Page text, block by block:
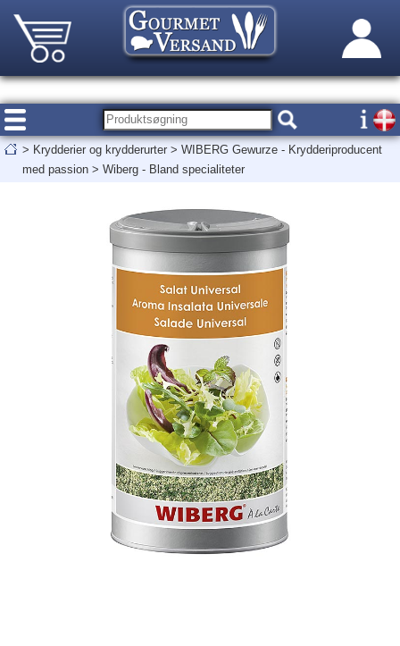
> Krydderier og krydderurter > WIBERG Gewurze - Krydderiproducent
med passion > Wiberg - Bland specialiteter